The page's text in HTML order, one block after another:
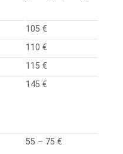
105 €
110 €
115 €
145 €
55 – 75 €